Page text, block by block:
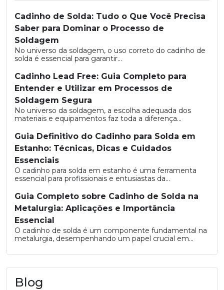
Cadinho de Solda: Tudo o Que Você Precisa
Saber para Dominar o Processo de
Soldagem
No universo da soldagem, o uso correto do cadinho de
solda é essencial para garantir...
Cadinho Lead Free: Guia Completo para
Entender e Utilizar em Processos de
Soldagem Segura
No universo da soldagem, a escolha adequada dos
materiais e equipamentos faz toda a diferença...
Guia Definitivo do Cadinho para Solda em
Estanho: Técnicas, Dicas e Cuidados
Essenciais
O cadinho para solda em estanho é uma ferramenta
essencial para profissionais e entusiastas da...
Guia Completo sobre Cadinho de Solda na
Metalurgia: Aplicações e Importância
Essencial
O cadinho de solda é um componente fundamental na
metalurgia, desempenhando um papel crucial em...
Blog